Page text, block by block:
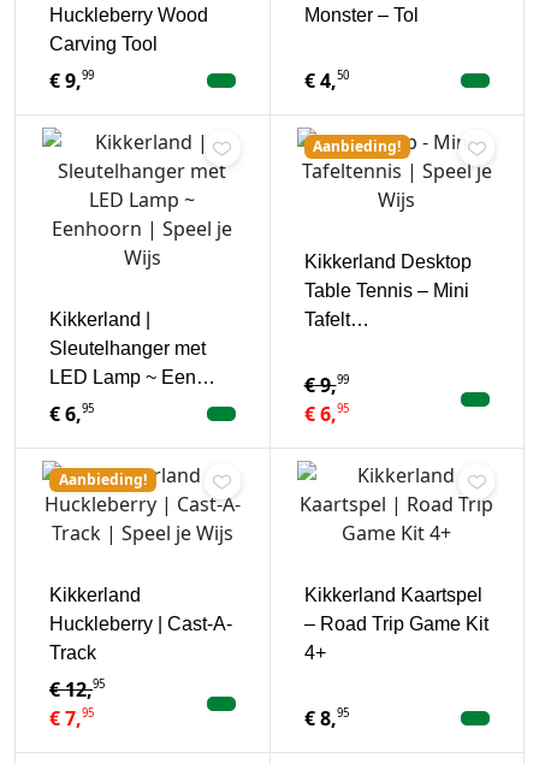
Huckleberry Wood
Carving Tool
€9,99
Monster – Tol
€4,50
Kikkerland |
Sleutelhanger met
LED Lamp ~ Een…
€6,95
Aanbieding!
Kikkerland Desktop
Table Tennis – Mini
Tafelt…
€9,99
€6,95
Aanbieding!
Kikkerland
Huckleberry | Cast-A-
Track
€12,95
€7,95
Kikkerland Kaartspel
– Road Trip Game Kit
4+
€8,95